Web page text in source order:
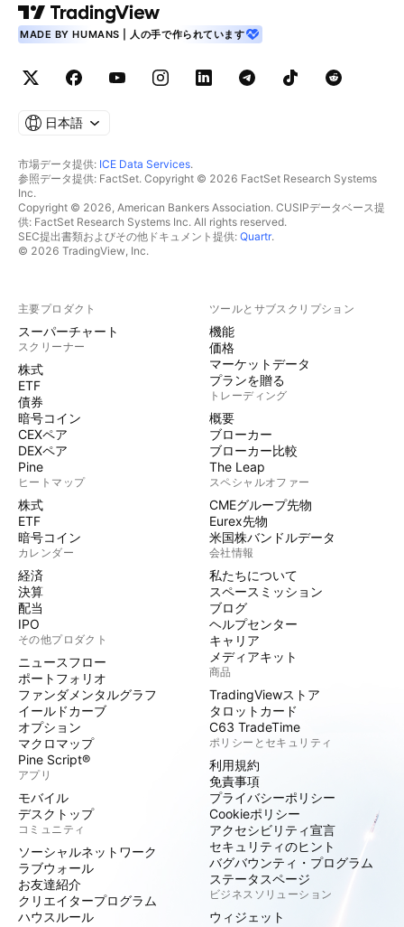
MADE BY HUMANS | 人の手で作られています
日本語
市場データ提供: ICE Data Services.
参照データ提供: FactSet. Copyright © 2026 FactSet Research Systems
Inc.
Copyright © 2026, American Bankers Association. CUSIPデータベース提
供: FactSet Research Systems Inc. All rights reserved.
SEC提出書類およびその他ドキュメント提供: Quartr.
© 2026 TradingView, Inc.
主要プロダクト
スーパーチャート
スクリーナー
株式
ETF
債券
暗号コイン
CEXペア
DEXペア
Pine
ヒートマップ
株式
ETF
暗号コイン
カレンダー
経済
決算
配当
IPO
その他プロダクト
ニュースフロー
ポートフォリオ
ファンダメンタルグラフ
イールドカーブ
オプション
マクロマップ
Pine Script®
アプリ
モバイル
デスクトップ
コミュニティ
ソーシャルネットワーク
ラブウォール
お友達紹介
クリエイタープログラム
ハウスルール
ツールとサブスクリプション
機能
価格
マーケットデータ
プランを贈る
トレーディング
概要
ブローカー
ブローカー比較
The Leap
スペシャルオファー
CMEグループ先物
Eurex先物
米国株バンドルデータ
会社情報
私たちについて
スペースミッション
ブログ
ヘルプセンター
キャリア
メディアキット
商品
TradingViewストア
タロットカード
C63 TradeTime
ポリシーとセキュリティ
利用規約
免責事項
プライバシーポリシー
Cookieポリシー
アクセシビリティ宣言
セキュリティのヒント
バグバウンティ・プログラム
ステータスページ
ビジネスソリューション
ウィジェット